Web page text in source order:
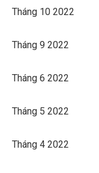
Tháng 10 2022
Tháng 9 2022
Tháng 6 2022
Tháng 5 2022
Tháng 4 2022